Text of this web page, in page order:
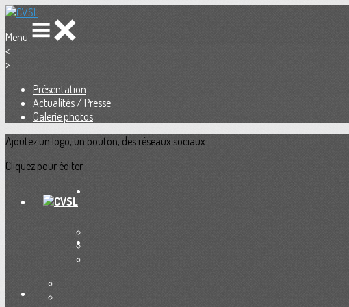
Menu
<
>
Présentation
Actualités / Presse
Galerie photos
Ajoutez un logo, un bouton, des réseaux sociaux
Cliquez pour éditer